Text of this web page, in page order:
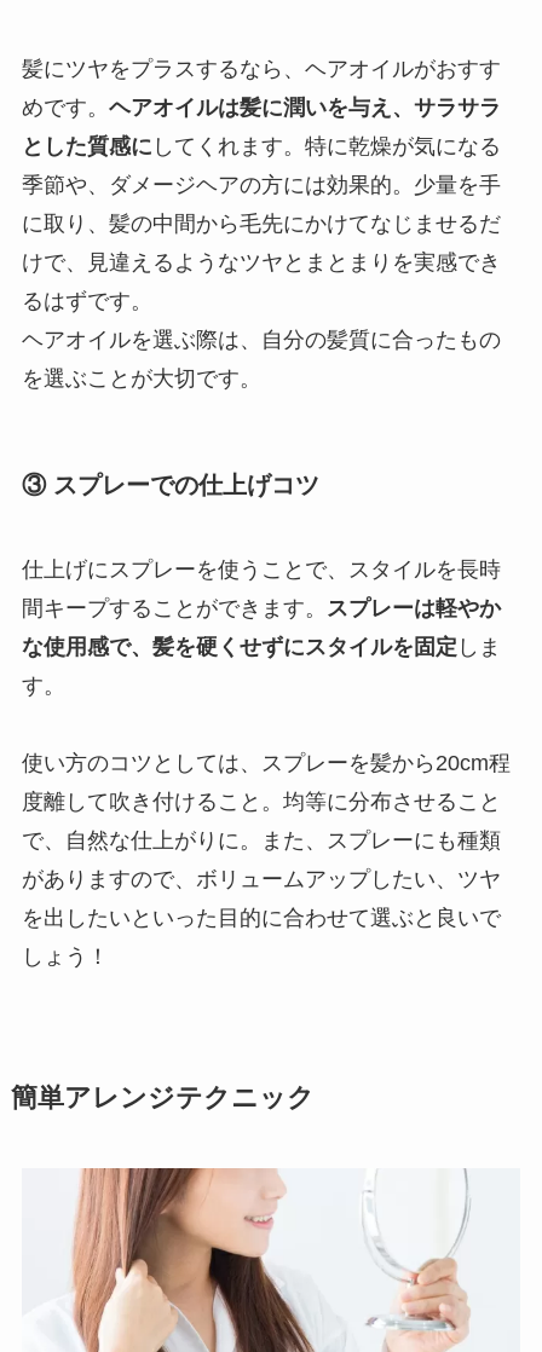
髪にツヤをプラスするなら、ヘアオイルがおすす
めです。 ヘアオイルは髪に潤いを与え、サラサラ
とした質感に してくれます。特に乾燥が気になる
季節や、ダメージヘアの方には効果的。少量を手
に取り、髪の中間から毛先にかけてなじませるだ
けで、見違えるようなツヤとまとまりを実感でき
るはずです。
ヘアオイルを選ぶ際は、自分の髪質に合ったもの
を選ぶことが大切です。
③ スプレーでの仕上げコツ
仕上げにスプレーを使うことで、スタイルを長時
間キープすることができます。
スプレーは軽やか
な使用感で、髪を硬くせずにスタイルを固定 しま
す。
使い方のコツとしては、スプレーを髪から20cm程
度離して吹き付けること。均等に分布させること
で、自然な仕上がりに。また、スプレーにも種類
がありますので、ボリュームアップしたい、ツヤ
を出したいといった目的に合わせて選ぶと良いで
しょう！
簡単アレンジテクニック